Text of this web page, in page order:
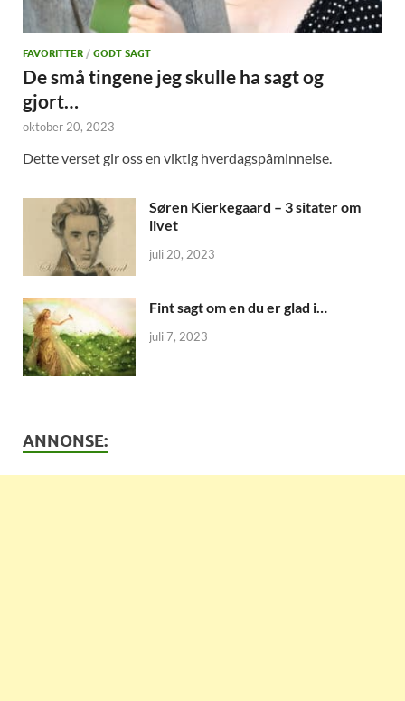
FAVORITTER / GODT SAGT
De små tingene jeg skulle ha sagt og
gjort…
oktober 20, 2023
Dette verset gir oss en viktig hverdagspåminnelse.
Søren Kierkegaard – 3 sitater om
livet
juli 20, 2023
Fint sagt om en du er glad i…
juli 7, 2023
ANNONSE: